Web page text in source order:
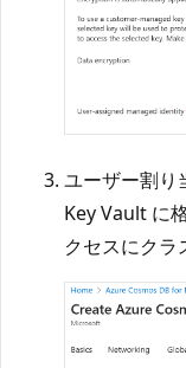
ユーザー割り
Key Vault に
クセスにクラ